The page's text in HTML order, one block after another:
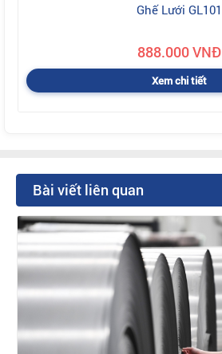
Ghế Lưới GL101
888.000 VNĐ
Xem chi tiết
Bài viết liên quan